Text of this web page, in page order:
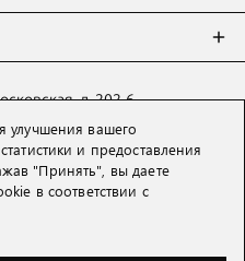
д. 19
д. 202-6
)
улучшения вашего
и предоставления
"Принять", вы даете
в соответствии с